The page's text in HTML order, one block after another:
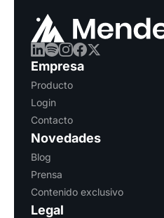
Empresa
Producto
Login
Contacto
Novedades
Blog
Prensa
Contenido exclusivo
Legal